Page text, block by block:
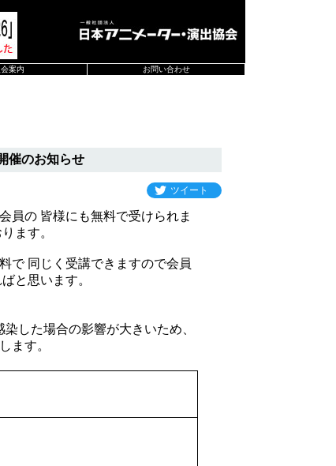
会案内 お問い合わせ
催のお知らせ
ツイート
員の 皆様にも無料で受けられま
ます。
で 同じく受講できますので会員
と思います。
した場合の影響が大きいため、
ます。